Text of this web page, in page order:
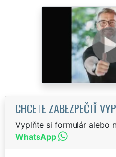
CHCETE ZABEZPEČIŤ
Vyplňte si formulár alebo
WhatsApp